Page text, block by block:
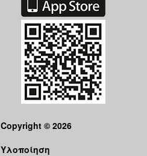
Copyright © 2026
Υλοποίηση